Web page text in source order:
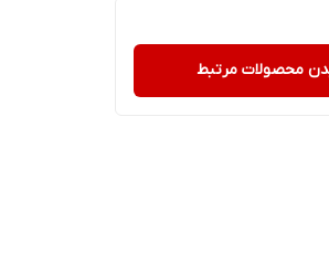
محصولات مرتبط